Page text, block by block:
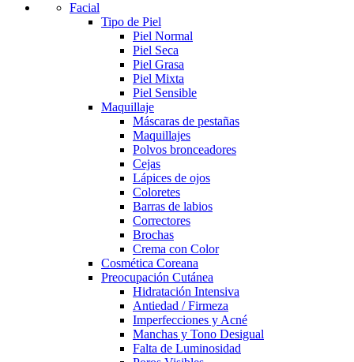
Facial
Tipo de Piel
Piel Normal
Piel Seca
Piel Grasa
Piel Mixta
Piel Sensible
Maquillaje
Máscaras de pestañas
Maquillajes
Polvos bronceadores
Cejas
Lápices de ojos
Coloretes
Barras de labios
Correctores
Brochas
Crema con Color
Cosmética Coreana
Preocupación Cutánea
Hidratación Intensiva
Antiedad / Firmeza
Imperfecciones y Acné
Manchas y Tono Desigual
Falta de Luminosidad